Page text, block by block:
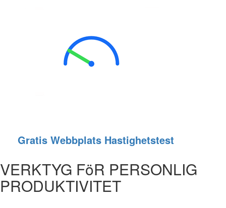
Gratis Webbplats Hastighetstest
VERKTYG FöR PERSONLIG
PRODUKTIVITET